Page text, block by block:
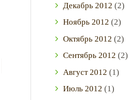
Декабрь 2012 (2)
Ноябрь 2012 (2)
Октябрь 2012 (2)
Сентябрь 2012 (2)
Август 2012 (1)
Июль 2012 (1)